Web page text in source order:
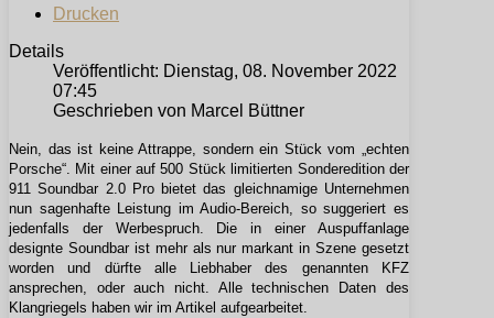
Drucken
Details
Veröffentlicht: Dienstag, 08. November 2022
07:45
Geschrieben von Marcel Büttner
Nein, das ist keine Attrappe, sondern ein Stück vom „echten
Porsche“. Mit einer auf 500 Stück limitierten Sonderedition der
911 Soundbar 2.0 Pro bietet das gleichnamige Unternehmen
nun sagenhafte Leistung im Audio-Bereich, so suggeriert es
jedenfalls der Werbespruch. Die in einer Auspuffanlage
designte Soundbar ist mehr als nur markant in Szene gesetzt
worden und dürfte alle Liebhaber des genannten KFZ
ansprechen, oder auch nicht. Alle technischen Daten des
Klangriegels haben wir im Artikel aufgearbeitet.